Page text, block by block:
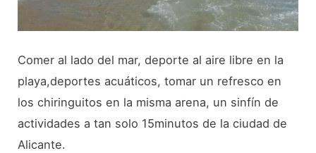
Comer al lado del mar, deporte al aire libre en la
playa,deportes acuáticos, tomar un refresco en
los chiringuitos en la misma arena, un sinfín de
actividades a tan solo 15minutos de la ciudad de
Alicante.